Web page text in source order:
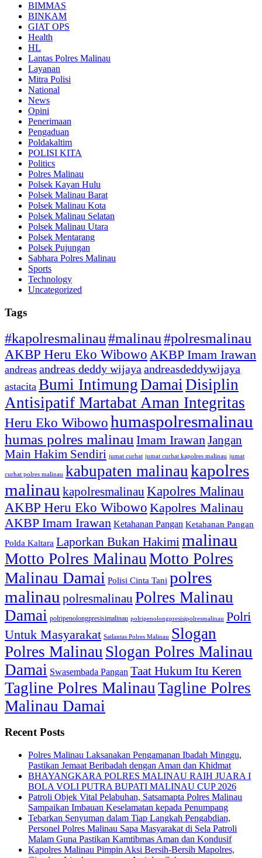
BIMMAS
BINKAM
GIAT OPS
Health
HL
Lantas Polres Malinau
Layanan
Mitra Polisi
National
News
Opini
Penerimaan
Pengaduan
Poldakaltim
POLISI KITA
Politics
Polres Malinau
Polsek Kayan Hulu
Polsek Malinau Barat
Polsek Malinau Kota
Polsek Malinau Selatan
Polsek Malinau Utara
Polsek Mentarang
Polsek Pujungan
Sabhara Polres Malinau
Sports
Technology
Uncategorized
Tags
#kapolresmalinau#malinau#polresmalinau
AKBP Heru Eko Wibowo AKBP Imam Irawan
andreas andreas deddy wijaya andreasdeddywijaya
astacita Bumi IntimungDamai Disiplin
Antisipatif Martabat Aman Integritas
Heru Eko Wibowohumaspolresmalinau
humas polres malinau Imam Irawan Jangan
Main Hakim Sendiri jumat curhat jumat curhat kapolres malinau jumat
curhat polres malinau kabupaten malinau kapolres
malinau kapolresmalinau Kapolres Malinau
AKBP Heru Eko Wibowo Kapolres Malinau
AKBP Imam Irawan Ketahanan Pangan Ketahanan Pangan
Polda Kaltara Laporkan Bukan Hakimi malinau
Motto Polres Malinau Motto Polres
Malinau Damai Polisi Cinta Tani polres
malinau polresmalinau Polres Malinau
Damai polripenolongpresisimalinau polripenolongpresisipolresmalinau Polri
Untuk Masyarakat Satlantas Polres Malinau Slogan
Polres Malinau Slogan Polres Malinau
Damai Swasembada Pangan Taat Hukum Itu Keren
Tagline Polres Malinau Tagline Polres
Malinau Damai
Recent Posts
Polres Malinau Laksanakan Pengamanan Ibadah Minggu,
Pastikan Jemaat Beribadah dengan Aman dan Khidmat
BHAYANGKARA POLRES MALINAU RAIH JUARA I
BOLA VOLI PUTRA BUPATI MALINAU CUP 2026
Patroli Objek Vital Pelabuhan, Satsamapta Polres Malinau
Sampaikan Imbauan Keselamatan kepada Penumpang
Tebarkan Senyuman dalam Tiap Langkah Pengabdian,
Personel Polres Malinau Sapa Masyarakat di Sela Patroli
Malam Guna Pastikan Kamtibmas Aman dan Kondusif
Kapolres Malinau Pimpin Aksi Bersih-Bersih Mapolres,